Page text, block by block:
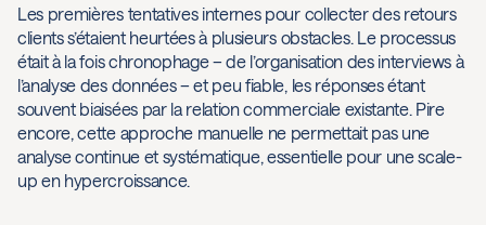
Les premières tentatives internes pour collecter des retours
clients s’étaient heurtées à plusieurs obstacles. Le processus
était à la fois chronophage – de l’organisation des interviews à
l’analyse des données – et peu fiable, les réponses étant
souvent biaisées par la relation commerciale existante. Pire
encore, cette approche manuelle ne permettait pas une
analyse continue et systématique, essentielle pour une scale-
up en hypercroissance.